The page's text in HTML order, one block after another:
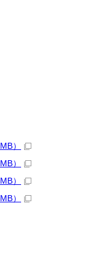
）
）
）
）